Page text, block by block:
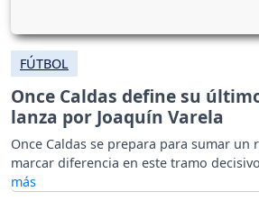
FÚTBOL
Once Caldas define su
lanza por Joaquín Varela
Once Caldas se prepara para sumar un
marcar diferencia en este tramo